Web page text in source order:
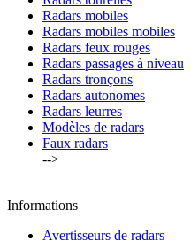
Radars mobiles
Radars mobiles mobiles
Radars feux rouges
Radars passages à niveau
Radars tronçons
Radars autonomes
Radars leurres
Modèles de radars
Faux radars
-->
Informations
Avertisseurs de radars